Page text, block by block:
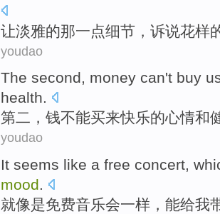
让淡雅的那一点细节 ， 诉说花样
youdao
The second, money can't buy
health.
第二 ， 钱不能买来快乐的心情和
youdao
It seems like a free concert,
mood.
就像是免费音乐会一样 ， 能给我